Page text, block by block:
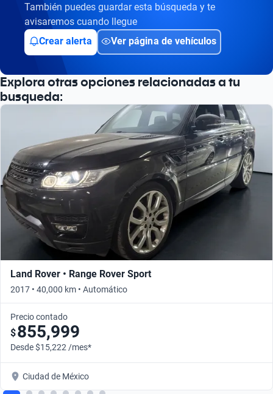
También puedes guardar esta búsqueda y te
avisaremos cuando llegue
Crear alerta
Ver página de vehículos
Explora otras opciones relacionadas a tu
busqueda:
Land Rover • Range Rover Sport
2017 • 40,000 km • Automático
Precio contado
$855,999
Desde $15,222 /mes*
Ciudad de México